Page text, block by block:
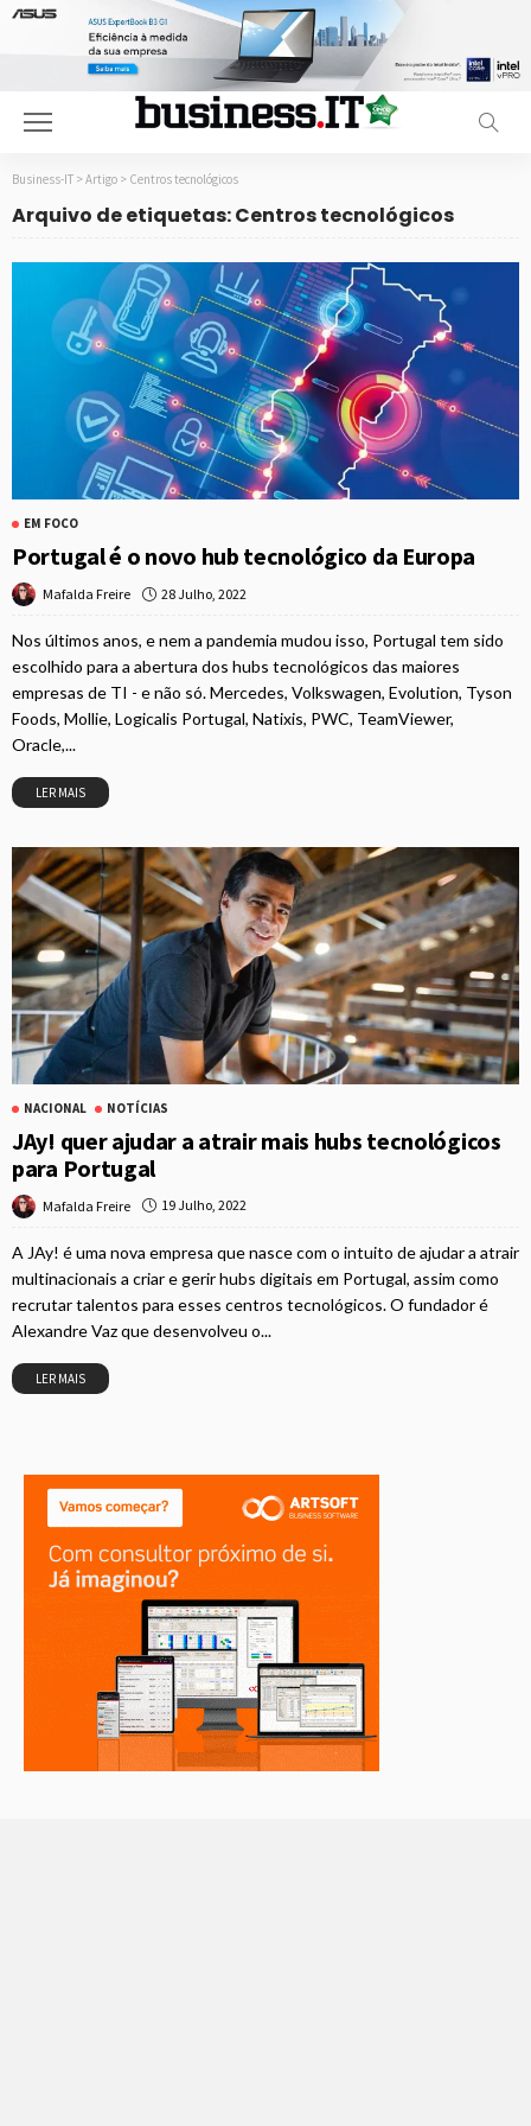
Business-IT > Artigo > Centros tecnológicos
Arquivo de etiquetas: Centros tecnológicos
EM FOCO
Portugal é o novo hub tecnológico da Europa
Mafalda Freire 28 Julho, 2022
Nos últimos anos, e nem a pandemia mudou isso, Portugal tem sido
escolhido para a abertura dos hubs tecnológicos das maiores
empresas de TI - e não só. Mercedes, Volkswagen, Evolution, Tyson
Foods, Mollie, Logicalis Portugal, Natixis, PWC, TeamViewer,
Oracle,...
LER MAIS
NACIONAL NOTÍCIAS
JAy! quer ajudar a atrair mais hubs tecnológicos
para Portugal
Mafalda Freire 19 Julho, 2022
A JAy! é uma nova empresa que nasce com o intuito de ajudar a atrair
multinacionais a criar e gerir hubs digitais em Portugal, assim como
recrutar talentos para esses centros tecnológicos. O fundador é
Alexandre Vaz que desenvolveu o...
LER MAIS